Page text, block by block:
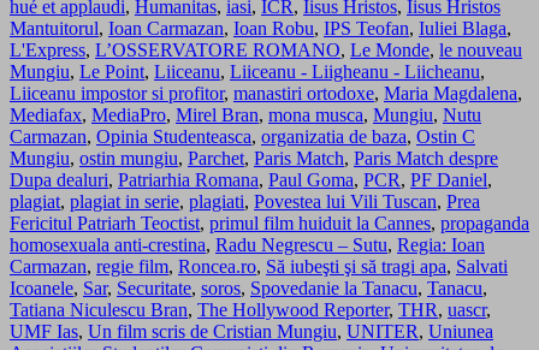
hué et applaudi, Humanitas, iasi, ICR, Iisus Hristos, Iisus Hristos
Mantuitorul, Ioan Carmazan, Ioan Robu, IPS Teofan, Iuliei Blaga,
L'Express, L’OSSERVATORE ROMANO, Le Monde, le nouveau
Mungiu, Le Point, Liiceanu, Liiceanu - Liigheanu - Liicheanu,
Liiceanu impostor si profitor, manastiri ortodoxe, Maria Magdalena,
Mediafax, MediaPro, Mirel Bran, mona musca, Mungiu, Nutu
Carmazan, Opinia Studenteasca, organizatia de baza, Ostin C
Mungiu, ostin mungiu, Parchet, Paris Match, Paris Match despre
Dupa dealuri, Patriarhia Romana, Paul Goma, PCR, PF Daniel,
plagiat, plagiat in serie, plagiati, Povestea lui Vili Tuscan, Prea
Fericitul Patriarh Teoctist, primul film huiduit la Cannes, propaganda
homosexuala anti-crestina, Radu Negrescu – Sutu, Regia: Ioan
Carmazan, regie film, Roncea.ro, Să iubeşti şi să tragi apa, Salvati
Icoanele, Sar, Securitate, soros, Spovedanie la Tanacu, Tanacu,
Tatiana Niculescu Bran, The Hollywood Reporter, THR, uascr,
UMF Ias, Un film scris de Cristian Mungiu, UNITER, Uniunea